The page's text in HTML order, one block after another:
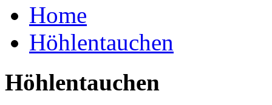
Home
Höhlentauchen
Höhlentauchen